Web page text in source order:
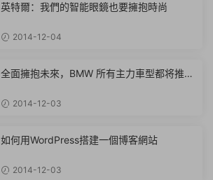
英特爾：我們的智能眼鏡也要擁抱時尚
2014-12-04
全面擁抱未來，BMW 所有主力車型都将推混
2014-12-03
如何用WordPress搭建一個博客網站
2014-12-03